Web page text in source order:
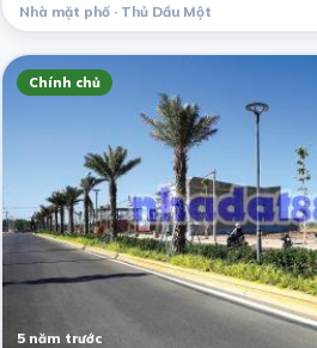
Nhà mặt phố · Thủ Dầu Một
Chính chủ
5 năm trước